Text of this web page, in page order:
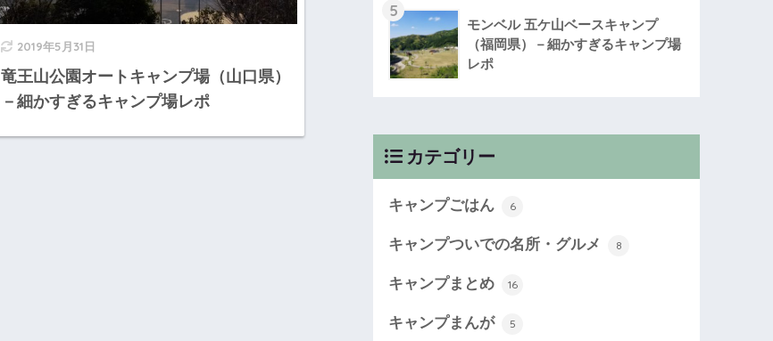
2019年5月31日
竜王山公園オートキャンプ場（山口県）
－細かすぎるキャンプ場レポ
5
モンベル 五ケ山ベースキャンプ
（福岡県）－細かすぎるキャンプ場
レポ
カテゴリー
キャンプごはん 6
キャンプついでの名所・グルメ 8
キャンプまとめ 16
キャンプまんが 5